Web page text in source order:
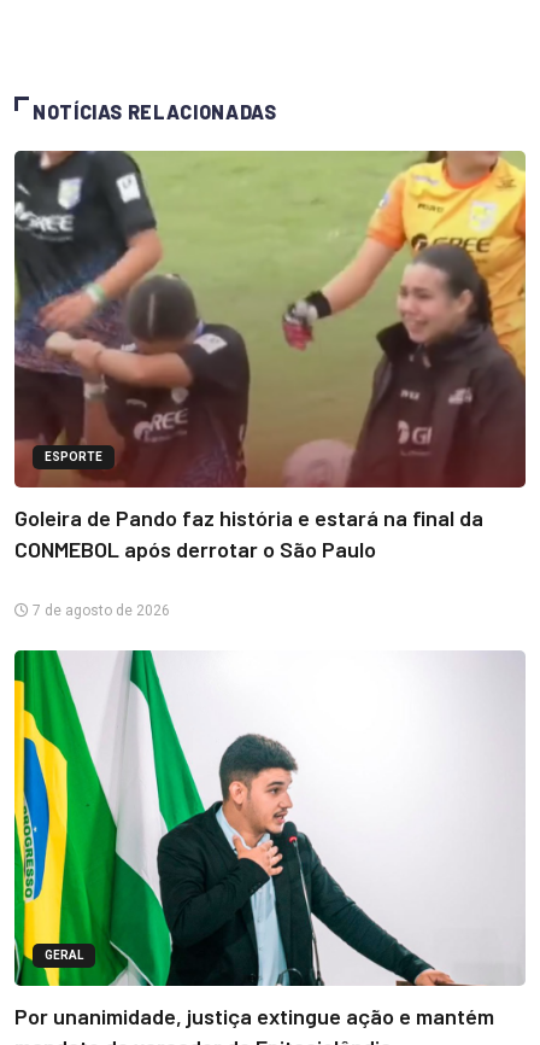
NOTÍCIAS RELACIONADAS
ESPORTE
Goleira de Pando faz história e estará na final da
CONMEBOL após derrotar o São Paulo
7 de agosto de 2026
GERAL
Por unanimidade, justiça extingue ação e mantém